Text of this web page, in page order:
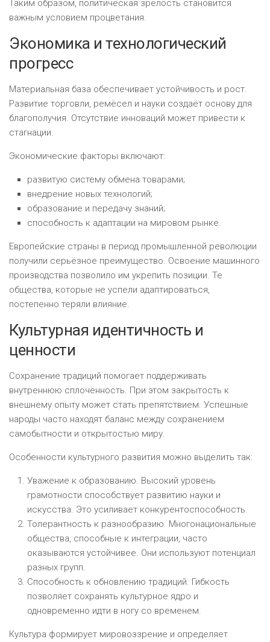
Таким образом, политическая зрелость становится
важным условием процветания.
Экономика и технологический
прогресс
Материальная база обеспечивает устойчивость и рост.
Развитие торговли, ремёсел и науки создаёт основу для
благополучия. Отсутствие инноваций может привести к
стагнации.
Экономические факторы включают:
развитую систему обмена товарами;
внедрение новых технологий;
образование и передачу знаний;
способность к адаптации на мировом рынке.
Европейские страны в период промышленной революции
получили серьёзное преимущество. Освоение машинного
производства позволило им укрепить позиции. Те
общества, которые не успели адаптироваться,
постепенно теряли влияние.
Культурная идентичность и
ценности
Сохранение традиций помогает поддерживать
внутреннюю сплочённость. При этом закрытость к
внешнему опыту может стать препятствием. Успешные
народы часто находят баланс между сохранением
самобытности и открытостью миру.
Особенности культурного развития можно выделить так:
Уважение к образованию. Высокий уровень
грамотности способствует развитию науки и
искусства. Это усиливает конкурентоспособность.
Толерантность к разнообразию. Многонациональные
общества, способные к интеграции, часто
оказываются устойчивее. Они используют потенциал
разных групп.
Способность к обновлению традиций. Гибкость
позволяет сохранять культурное ядро и
одновременно идти в ногу со временем.
Культура формирует мировоззрение и определяет